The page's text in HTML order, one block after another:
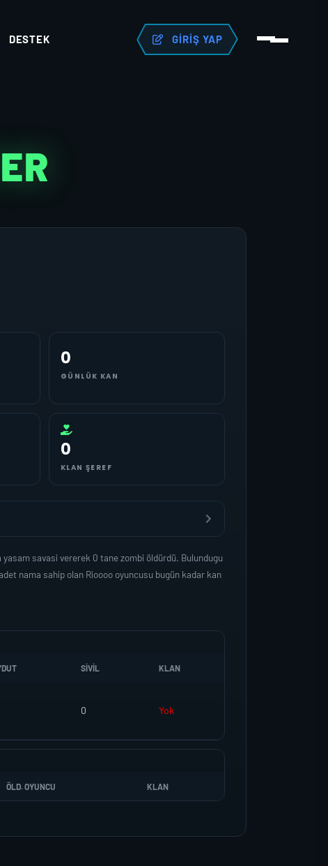
DESTEK GIRIŞ YAP
0
GÜNLÜK KAN
0
KLAN ŞEREF
savasi vererek 0 tane zombi öldürdü. Bulundugu
nama sahip olan Rioooo oyuncusu bugün kadar kan
SIVIL KLAN
0 Yok
ÖLD. OYUNCU KLAN